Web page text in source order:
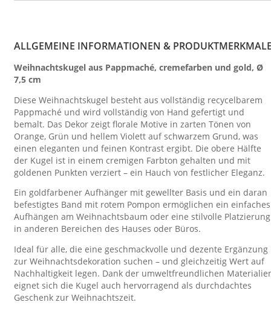
ALLGEMEINE INFORMATIONEN &
Weihnachtskugel aus Pappmaché, cremefarben und gold, Ø
7,5 cm
Diese Weihnachtskugel besteht aus vollständig recycelbarem
Pappmaché und wird vollständig von Hand gefertigt und
bemalt. Das Dekor zeigt florale Motive in zarten Tönen von
Orange, Grün und hellem Violett auf schwarzem Grund, was
einen eleganten und feinen Kontrast ergibt. Die obere Hälfte
der Kugel ist in einem cremigen Farbton gehalten und mit
goldenen Punkten verziert – ein Hauch von festlicher Eleganz.
Ein goldfarbener Aufhänger mit gewellter Basis und ein daran
befestigtes Band mit rotem Pompon ermöglichen ein einfaches
Aufhängen am Weihnachtsbaum oder eine stilvolle Platzierung
in anderen Bereichen des Hauses oder Büros.
Ideal für alle, die eine geschmackvolle und dezente Ergänzung
zur Weihnachtsdekoration suchen – und gleichzeitig Wert auf
Nachhaltigkeit legen. Dank der umweltfreundlichen
eignet sich die Kugel auch hervorragend als durchdachtes
Geschenk zur Weihnachtszeit.